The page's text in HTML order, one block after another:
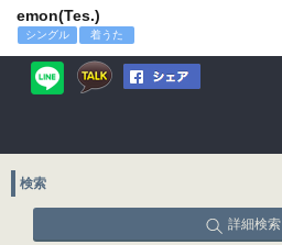
emon(Tes.)
シングル 着うた
検索
詳細検索